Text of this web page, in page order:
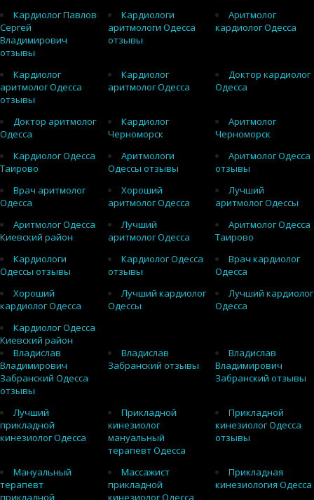
Кардиолог Павлов
Сергей
Владимирович
отзывы
Кардиологи
аритмологи Одесса
отзывы
Аритмолог
кардиолог Одесса
Кардиолог
аритмолог Одесса
отзывы
Кардиолог
аритмолог Одесса
Доктор кардиолог
Одесса
Доктор аритмолог
Одесса
Кардиолог
Черноморск
Аритмолог
Черноморск
Кардиолог Одесса
Таирово
Аритмологи
Одессы отзывы
Аритмолог Одесса
отзывы
Врач аритмолог
Одесса
Хороший
аритмолог Одесса
Лучший
аритмолог Одессы
Аритмолог Одесса
Киевский район
Лучший
аритмолог Одесса
Аритмолог Одесса
Таирово
Кардиологи
Одессы отзывы
Кардиолог Одесса
отзывы
Врач кардиолог
Одесса
Хороший
кардиолог Одесса
Лучший кардиолог
Одессы
Лучший кардиолог
Одесса
Кардиолог Одесса
Киевский район
Владислав
Владимирович
Забранский Одесса
отзывы
Владислав
Забранский отзывы
Владислав
Владимирович
Забранский отзывы
Лучший
прикладной
кинезиолог Одесса
Прикладной
кинезиолог
мануальный
терапевт Одесса
Прикладной
кинезиолог Одесса
отзывы
Мануальный
терапевт
прикладной
Массажист
прикладной
кинезиолог Одесса
Прикладная
кинезиология Одесса